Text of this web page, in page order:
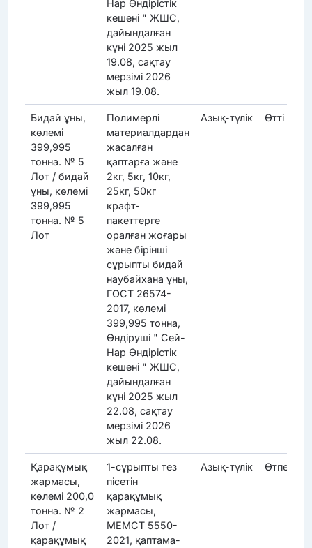
Нар Өндірістік
кешені " ЖШС,
дайындалған
күні 2025 жыл
19.08, сақтау
мерзімі 2026
жыл 19.08.
Бидай ұны,
көлемі
399,995
тонна. № 5
Лот / бидай
ұны, көлемі
399,995
тонна. № 5
Лот
Полимерлі
материалдардан
жасалған
қаптарға және
2кг, 5кг, 10кг,
25кг, 50кг
крафт-
пакеттерге
оралған жоғары
және бірінші
сұрыпты бидай
наубайхана ұны,
ГОСТ 26574-
2017, көлемі
399,995 тонна,
Өндіруші " Сей-
Нар Өндірістік
кешені " ЖШС,
дайындалған
күні 2025 жыл
22.08, сақтау
мерзімі 2026
жыл 22.08.
Азық-түлік Өтті
Қарақұмық
жармасы,
көлемі 200,0
тонна. № 2
Лот /
қарақұмық
1-сұрыпты тез
пісетін
қарақұмық
жармасы,
МЕМСТ 5550-
2021, қаптама-
Азық-түлік Өтпеді